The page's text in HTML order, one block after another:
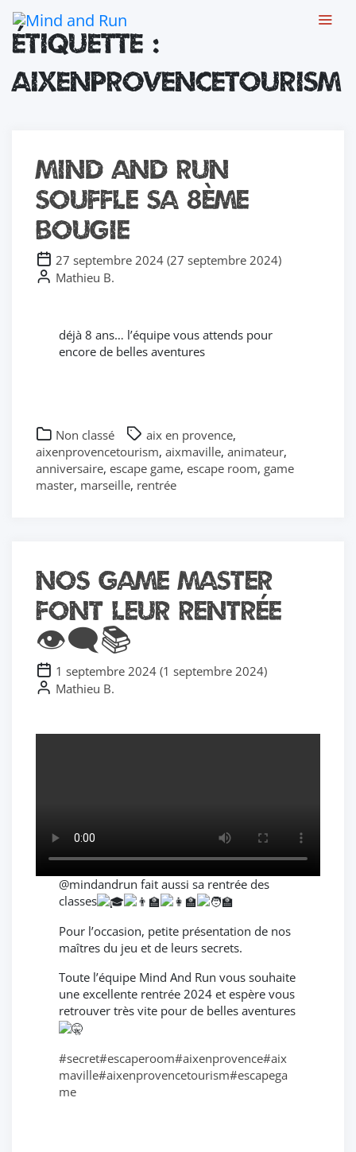
Étiquette :
aixenprovencetourism
Mind and Run
souffle sa 8ème
bougie
27 septembre 2024 (27 septembre 2024)
Mathieu B.
déjà 8 ans… l’équipe vous attends pour
encore de belles aventures
Non classé aix en provence,
aixenprovencetourism, aixmaville, animateur,
anniversaire, escape game, escape room, game
master, marseille, rentrée
Nos Game master
font leur rentrée
👁️‍🗨️📚
1 septembre 2024 (1 septembre 2024)
Mathieu B.
@mindandrun fait aussi sa rentrée des
classes
Pour l’occasion, petite présentation de nos
maîtres du jeu et de leurs secrets.
Toute l’équipe Mind And Run vous souhaite
une excellente rentrée 2024 et espère vous
retrouver très vite pour de belles aventures
#secret#escaperoom#aixenprovence#aix
maville#aixenprovencetourism#escapega
me
Chers joueurs, Nous sommes temporairement fermés suite à un
dégât des eaux ayant touché l'ensemble de notre établissement.
Les travaux avancent et nous vous retrouverons prochainement
(Toutes les cartes-cadeaux seront prolongées du temps de
fermeture)